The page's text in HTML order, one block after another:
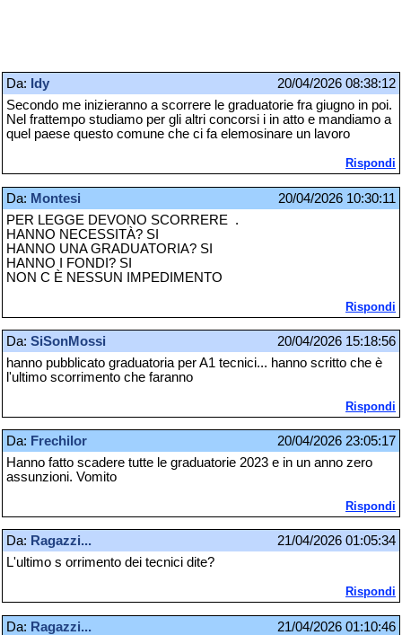
Da: Idy
20/04/2026 08:38:12
Secondo me inizieranno a scorrere le graduatorie fra giugno in poi.
Nel frattempo studiamo per gli altri concorsi i in atto e mandiamo a
quel paese questo comune che ci fa elemosinare un lavoro
Rispondi
Da: Montesi
20/04/2026 10:30:11
PER LEGGE DEVONO SCORRERE .
HANNO NECESSITÀ? SI
HANNO UNA GRADUATORIA? SI
HANNO I FONDI? SI
NON C È NESSUN IMPEDIMENTO
Rispondi
Da: SiSonMossi
20/04/2026 15:18:56
hanno pubblicato graduatoria per A1 tecnici... hanno scritto che è
l'ultimo scorrimento che faranno
Rispondi
Da: Frechilor
20/04/2026 23:05:17
Hanno fatto scadere tutte le graduatorie 2023 e in un anno zero
assunzioni. Vomito
Rispondi
Da: Ragazzi...
21/04/2026 01:05:34
L'ultimo s orrimento dei tecnici dite?
Rispondi
Da: Ragazzi...
21/04/2026 01:10:46